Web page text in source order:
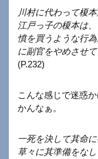
川村に代わって榎
江戸っ子の榎本は
憤を買うような行
に副官をやめさせ
(P.232)
こんな感じで迷惑
かんなぁ。
一死を決して其命
草々に其準備をな